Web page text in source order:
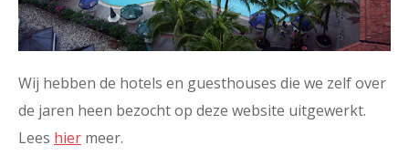
Wij hebben de hotels en guesthouses die we zelf over
de jaren heen bezocht op deze website uitgewerkt.
Lees hier meer.